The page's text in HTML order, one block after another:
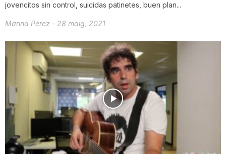
a
t
T
jovencitos sin control, suicidas patinetes, buen plan...
Marina Pérez - 28 maig, 2021